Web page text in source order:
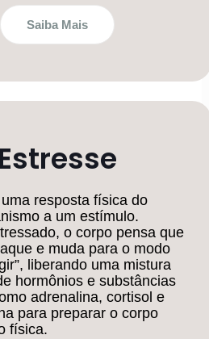
Saiba Mais
Estresse
resposta física do
a um estímulo.
o corpo pensa que
e muda para o modo
liberando uma mistura
hormônios e substâncias
adrenalina, cortisol e
para preparar o corpo
física.